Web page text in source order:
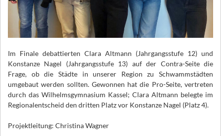
Im Finale debattierten Clara Altmann (Jahrgangsstufe 12) und
Konstanze Nagel (Jahrgangsstufe 13) auf der Contra-Seite die
Frage, ob die Städte in unserer Region zu Schwammstädten
umgebaut werden sollten. Gewonnen hat die Pro-Seite, vertreten
durch das Wilhelmsgymnasium Kassel; Clara Altmann belegte im
Regionalentscheid den dritten Platz vor Konstanze Nagel (Platz 4).
Projektleitung: Christina Wagner